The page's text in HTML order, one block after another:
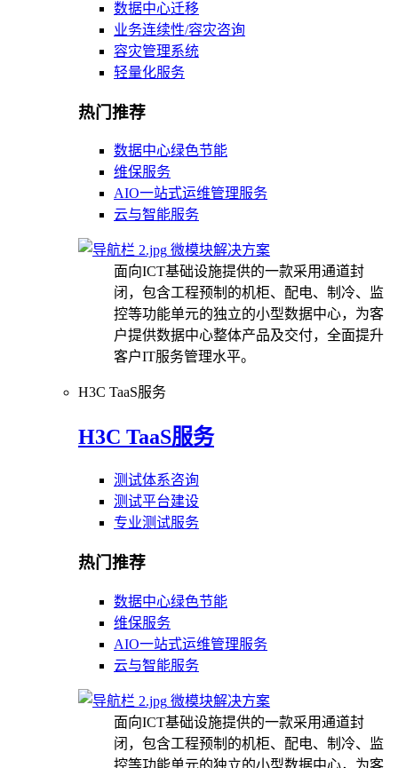
数据中心迁移
业务连续性/容灾咨询
容灾管理系统
轻量化服务
热门推荐
数据中心绿色节能
维保服务
AIO一站式运维管理服务
云与智能服务
微模块解决方案
面向ICT基础设施提供的一款采用通道封
闭，包含工程预制的机柜、配电、制冷、监
控等功能单元的独立的小型数据中心，为客
户提供数据中心整体产品及交付，全面提升
客户IT服务管理水平。
H3C TaaS服务
H3C TaaS服务
测试体系咨询
测试平台建设
专业测试服务
热门推荐
数据中心绿色节能
维保服务
AIO一站式运维管理服务
云与智能服务
微模块解决方案
面向ICT基础设施提供的一款采用通道封
闭，包含工程预制的机柜、配电、制冷、监
控等功能单元的独立的小型数据中心，为客